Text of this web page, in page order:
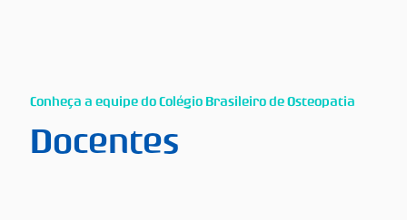
Conheça a equipe do Colégio Brasileiro de Osteopatia
Docentes